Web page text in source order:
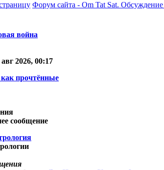
Форум сайта - Om Tat Sat. Обсуждение
война
2026, 00:17
прочтённые
сообщение